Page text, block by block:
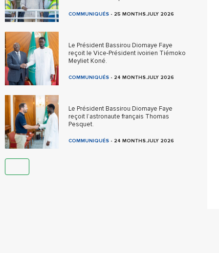
COMMUNIQUÉS - 25 MONTHS.JULY 2026
Le Président Bassirou Diomaye Faye
reçoit le Vice-Président ivoirien Tiémoko
Meyliet Koné.
COMMUNIQUÉS - 24 MONTHS.JULY 2026
Le Président Bassirou Diomaye Faye
reçoit l’astronaute français Thomas
Pesquet.
COMMUNIQUÉS - 24 MONTHS.JULY 2026